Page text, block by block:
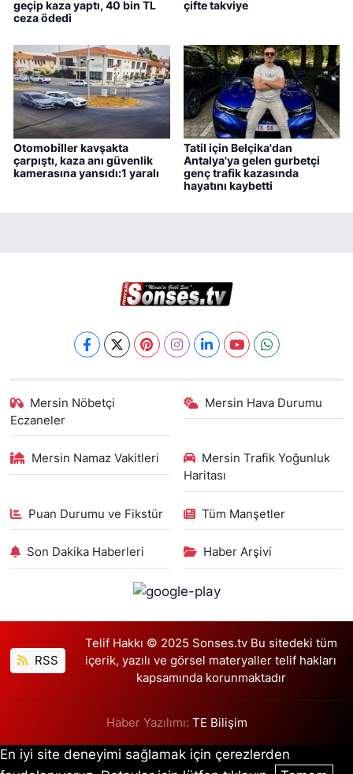
geçip kaza yaptı, 40 bin TL
ceza ödedi
çifte takviye
Otomobiller kavşakta
çarpıştı, kaza anı güvenlik
kamerasına yansıdı:1 yaralı
Tatil için Belçika'dan
Antalya'ya gelen gurbetçi
genç trafik kazasında
hayatını kaybetti
Mersin Nöbetçi
Eczaneler
Mersin Hava Durumu
Mersin Namaz Vakitleri
Mersin Trafik Yoğunluk
Haritası
Puan Durumu ve Fikstür Tüm Manşetler
Son Dakika Haberleri Haber Arşivi
RSS
Telif Hakkı © 2025 Sonses.tv Bu sitedeki tüm
içerik, yazılı ve görsel materyaller telif hakları
kapsamında korunmaktadır
Haber Yazılımı: TE Bilişim
En iyi site deneyimi sağlamak için çerezlerden